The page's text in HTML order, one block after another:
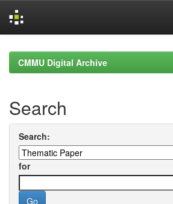
navigationCMMU Digital Archive
Search
Search:
for